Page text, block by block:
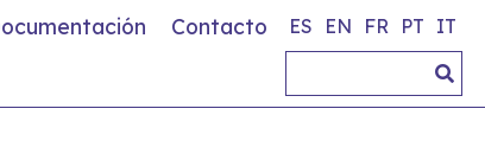
Contacto ES EN FR PT IT